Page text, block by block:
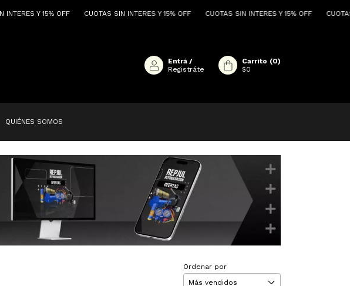
Y 15% OFF CUOTAS SIN INTERES Y 15% OFF CUOTAS SIN INTERES Y 15% OFF CUOTAS SIN
Entrá /
Registráte
Carrito (0)
$0
QUIÉNES SOMOS
Ordenar por